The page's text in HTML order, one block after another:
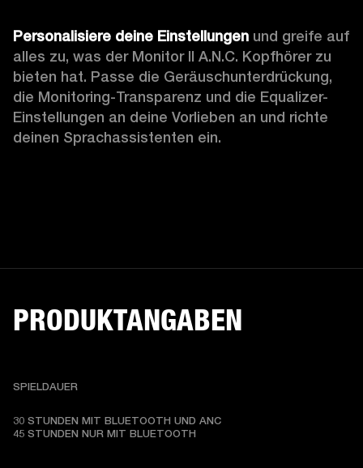
Personalisiere deine Einstellungen und greife auf
alles zu, was der Monitor II A.N.C. Kopfhörer zu
bieten hat. Passe die Geräuschunterdrückung,
die Monitoring-Transparenz und die Equalizer-
Einstellungen an deine Vorlieben an und richte
deinen Sprachassistenten ein.
PRODUKTANGABEN
SPIELDAUER
30 STUNDEN MIT BLUETOOTH UND ANC
45 STUNDEN NUR MIT BLUETOOTH